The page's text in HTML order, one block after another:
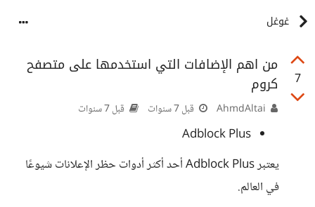
غوغل
7
من اهم الإضافات التي استخدمها على متصفح
كروم
قبل 7 سنوات قبل 7 سنوات
Adblock Plus
يعتبر Adblock Plus أحد أكثر أدوات حظر الإعلانات شيوعًا
في العالم.